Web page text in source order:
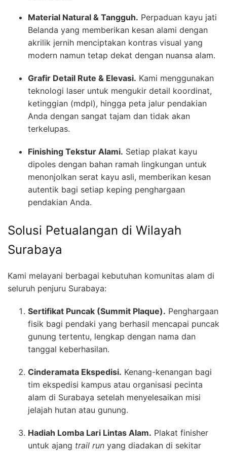
Material Natural & Tangguh. Perpaduan kayu jati
Belanda yang memberikan kesan alami dengan
akrilik jernih menciptakan kontras visual yang
modern namun tetap dekat dengan nuansa alam.
Grafir Detail Rute & Elevasi. Kami menggunakan
teknologi laser untuk mengukir detail koordinat,
ketinggian (mdpl), hingga peta jalur pendakian
Anda dengan sangat tajam dan tidak akan
terkelupas.
Finishing Tekstur Alami. Setiap plakat kayu
dipoles dengan bahan ramah lingkungan untuk
menonjolkan serat kayu asli, memberikan kesan
autentik bagi setiap keping penghargaan
pendakian Anda.
Solusi Petualangan di Wilayah
Surabaya
Kami melayani berbagai kebutuhan komunitas alam di
seluruh penjuru Surabaya:
Sertifikat Puncak (Summit Plaque). Penghargaan
fisik bagi pendaki yang berhasil mencapai puncak
gunung tertentu, lengkap dengan nama dan
tanggal keberhasilan.
Cinderamata Ekspedisi. Kenang-kenangan bagi
tim ekspedisi kampus atau organisasi pecinta
alam di Surabaya setelah menyelesaikan misi
jelajah hutan atau gunung.
Hadiah Lomba Lari Lintas Alam. Plakat finisher
untuk ajang trail run yang diadakan di sekitar